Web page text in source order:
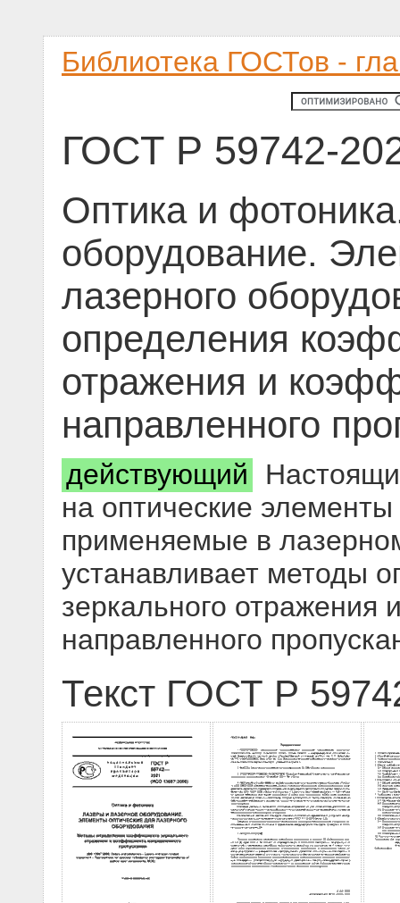
Библиотека ГОСТов -
ГОСТ Р 59742-
Оптика и
оборудование.
лазерного
определения
отражения и
направленного
действующий
на оптические
применяемые в
устанавливает методы
зеркального отражения
направленного
Текст ГОСТ Р